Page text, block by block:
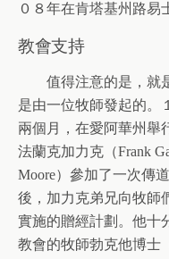
０８年在肯塔基州路易
教會支持
值得注意的是，就是
是由一位牧師發起的。
兩個月，在愛阿華州舉
法蘭克加力克（Frank
Moore）參加了一次傳
後，加力克弟兄向牧師
實施的贈經計劃。他十
教會的牧師勃克他博士